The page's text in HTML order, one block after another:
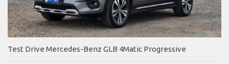
Test Drive Mercedes-Benz GLB 4Matic Progressive